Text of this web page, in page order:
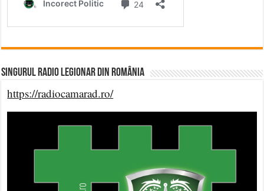
Singurul Radio Legionar din România
https://radiocamarad.ro/